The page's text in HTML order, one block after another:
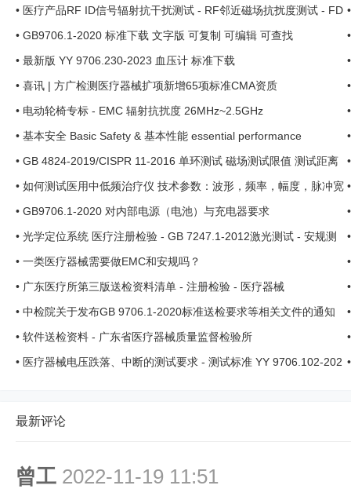
• 医疗产品RF ID信号辐射抗干扰测试 - RF邻近磁场抗扰度测试 - FD
A AIM 7351731 ...
• GB9706.1-2020 标准下载 文字版 可复制 可编辑 可查找
• 最新版 YY 9706.230-2023 血压计 标准下载
• 喜讯 | 方广检测医疗器械扩项新增65项标准CMA资质
• 电动轮椅专标 - EMC 辐射抗扰度 26MHz~2.5GHz
• 基本安全 Basic Safety & 基本性能 essential performance
• GB 4824-2019/CISPR 11-2016 单环测试 磁场测试限值 测试距离
换算方法 3m 10m 30m ...
• 如何测试医用中低频治疗仪 技术参数：波形，频率，幅度，脉冲宽
度 ... ... ... ...
• GB9706.1-2020 对内部电源（电池）与充电器要求
• 光学定位系统 医疗注册检验 - GB 7247.1-2012激光测试 - 安规测
试 - 电磁兼容测试 ...
• 一类医疗器械需要做EMC和安规吗？
• 广东医疗所第三版送检资料清单 - 注册检验 - 医疗器械
• 中检院关于发布GB 9706.1-2020标准送检要求等相关文件的通知
• 软件送检资料 - 广东省医疗器械质量监督检验所
• 医疗器械电压跌落、中断的测试要求 - 测试标准 YY 9706.102-202
最新评论
曾工 2022-11-19 11:51